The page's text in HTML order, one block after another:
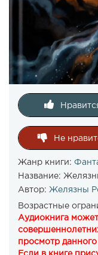
Не
Жанр книги:
Название:
Автор: Желязны
Возрастные
Аудиокнига
просмотр